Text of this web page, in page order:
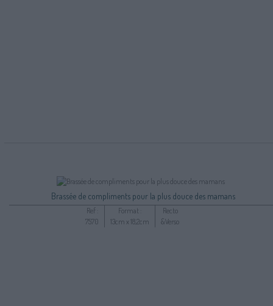
Brassée de compliments pour la plus douce des mamans
Ref :
7570
Format :
13cm x 18,2cm
Recto
&Verso